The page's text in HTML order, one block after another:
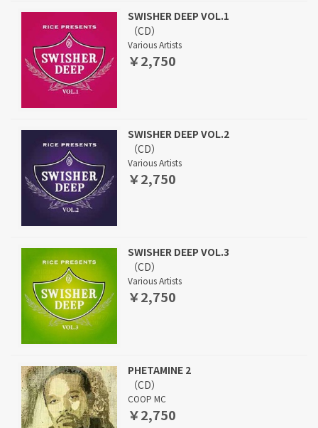
SWISHER DEEP VOL.1
（CD）
Various Artists
￥2,750
SWISHER DEEP VOL.2
（CD）
Various Artists
￥2,750
SWISHER DEEP VOL.3
（CD）
Various Artists
￥2,750
PHETAMINE 2
（CD）
COOP MC
￥2,750